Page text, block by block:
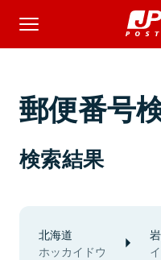
郵便番号
検索結果
北海道
ホッカイドウ